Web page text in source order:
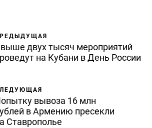
двух тысяч мероприятий
на Кубани в День России
вывоза 16 млн
в Армению пресекли
Ставрополье